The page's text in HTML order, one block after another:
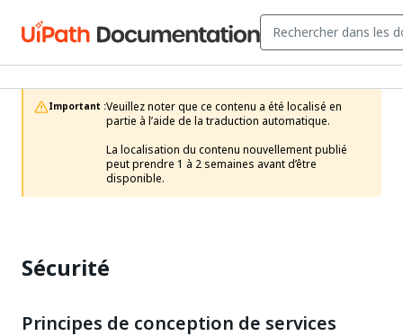
Important :Veuillez noter que ce contenu a été localisé en
partie à l’aide de la traduction automatique.
La localisation du contenu nouvellement publié
peut prendre 1 à 2 semaines avant d’être
disponible.
Sécurité
Principes de conception de services